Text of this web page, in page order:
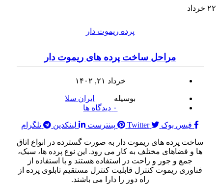
۲۲ خرداد
پرده ریموت دار
مراحل ساخت پرده های ریموت دار
خرداد ۲۱, ۱۴۰۲
بوسیله
ایران سلا
۰ دیدگاه ها
فیس بوک Twitter پینترست لینکدین تلگرام
ساخت پرده های ریموت دار به صورت گسترده در انواع اتاق
ها و فضاهای مختلف به کار می رود. این نوع پرده ها، سبک،
جمع و جور و راحت در استفاده هستند و با استفاده از
فناوری ریموت کنترل قابلیت کنترل مستقیم تابلوی پرده از
راه دور را دارا می باشند.